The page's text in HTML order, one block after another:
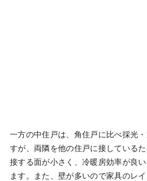
一方の中住戸は、角住戸に比べ採光
すが、両隣を他の住戸に接している
接する面が小さく、冷暖房効率が良
ます。また、壁が多いので家具のレ